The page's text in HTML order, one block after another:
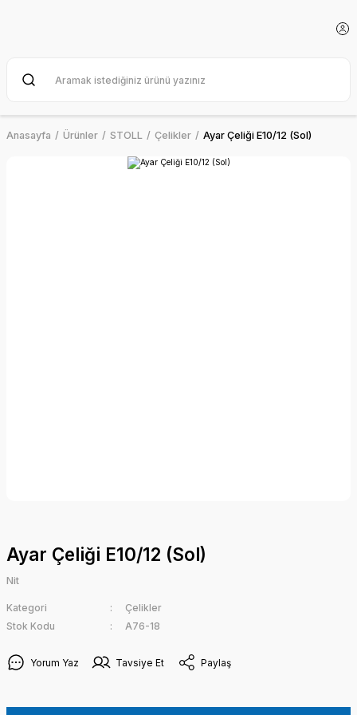
Anasayfa Ürünler STOLL Çelikler Ayar Çeliği E10/12 (Sol)
Ayar Çeliği E10/12 (Sol)
Nit
Kategori
Çelikler
Stok Kodu
A76-18
Yorum Yaz Tavsiye Et Paylaş